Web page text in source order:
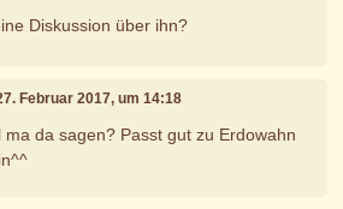
Diskussion über ihn?
Februar 2017, um 14:18
ma da sagen? Passt gut zu Erdowahn